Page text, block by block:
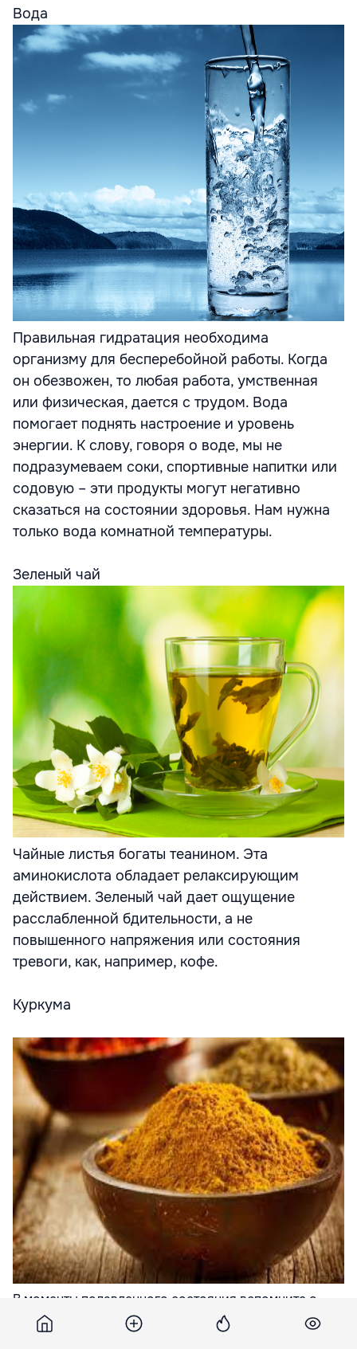
Вода
Правильная гидратация необходима
организму для бесперебойной работы. Когда
он обезвожен, то любая работа, умственная
или физическая, дается с трудом. Вода
помогает поднять настроение и уровень
энергии. К слову, говоря о воде, мы не
подразумеваем соки, спортивные напитки или
содовую – эти продукты могут негативно
сказаться на состоянии здоровья. Нам нужна
только вода комнатной температуры.
Зеленый чай
Чайные листья богаты теанином. Эта
аминокислота обладает релаксирующим
действием. Зеленый чай дает ощущение
расслабленной бдительности, а не
повышенного напряжения или состояния
тревоги, как, например, кофе.
Куркума
В моменты подавленного состояния вспомните о
специях. В Индии особенно ценится карри,
обладающее свойством поднимать настроение.